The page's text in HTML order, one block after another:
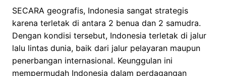
SECARA geografis, Indonesia sangat strategis
karena terletak di antara 2 benua dan 2 samudra.
Dengan kondisi tersebut, Indonesia terletak di jalur
lalu lintas dunia, baik dari jalur pelayaran maupun
penerbangan internasional. Keunggulan ini
mempermudah Indonesia dalam perdagangan